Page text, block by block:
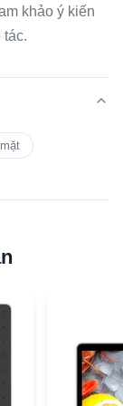
khảo ý kiến
tác.